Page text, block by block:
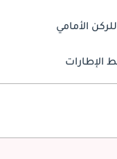
الأمامي
الإطارات